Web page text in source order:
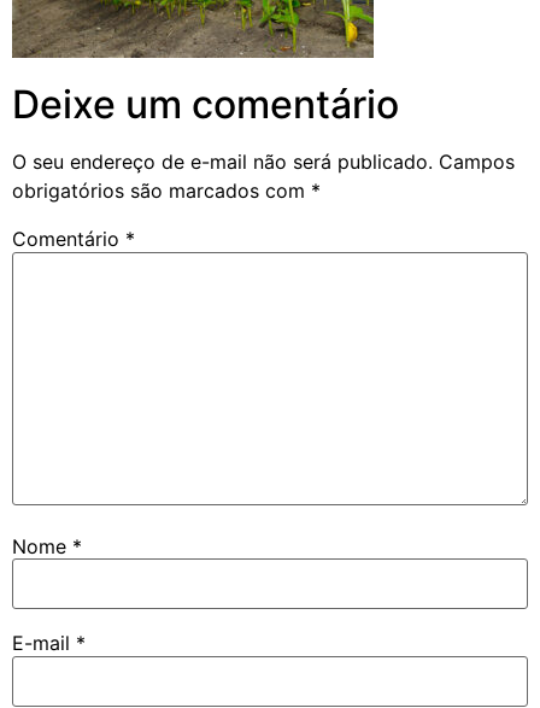
Deixe um comentário
O seu endereço de e-mail não será publicado. Campos
obrigatórios são marcados com *
Comentário *
Nome *
E-mail *